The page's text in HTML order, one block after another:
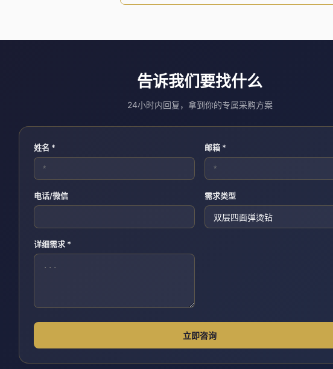
告诉我们要找什么
24小时内回复，拿到你的专属采购方案
姓名 * 邮箱 *
电话/微信 需求类型
详细需求 *
立即咨询